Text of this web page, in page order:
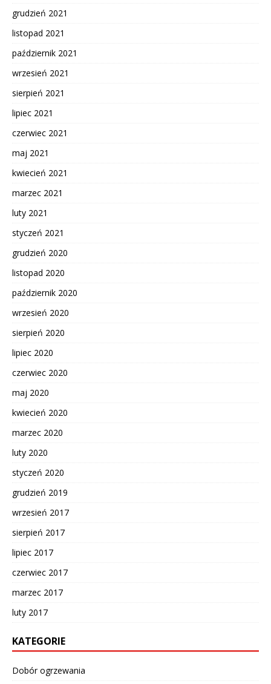
grudzień 2021
listopad 2021
październik 2021
wrzesień 2021
sierpień 2021
lipiec 2021
czerwiec 2021
maj 2021
kwiecień 2021
marzec 2021
luty 2021
styczeń 2021
grudzień 2020
listopad 2020
październik 2020
wrzesień 2020
sierpień 2020
lipiec 2020
czerwiec 2020
maj 2020
kwiecień 2020
marzec 2020
luty 2020
styczeń 2020
grudzień 2019
wrzesień 2017
sierpień 2017
lipiec 2017
czerwiec 2017
marzec 2017
luty 2017
KATEGORIE
Dobór ogrzewania